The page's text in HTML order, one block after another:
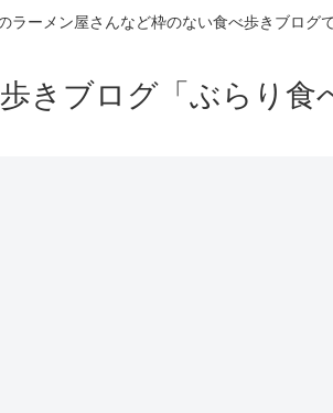
ラーメン屋さんなど枠のない食べ歩きブログ
きブログ「ぶらり食